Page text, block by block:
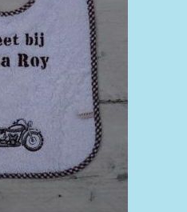
productpagina